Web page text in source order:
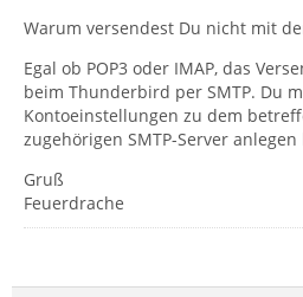
Warum versendest Du nicht mit
Egal ob POP3 oder IMAP, das
beim Thunderbird per SMTP. Du
Kontoeinstellungen zu dem
zugehörigen SMTP-Server
Gruß
Feuerdrache